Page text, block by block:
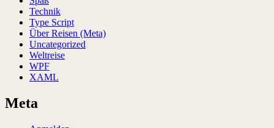
Technik
Type Script
Über Reisen (Meta)
Uncategorized
Weltreise
WPF
XAML
Meta